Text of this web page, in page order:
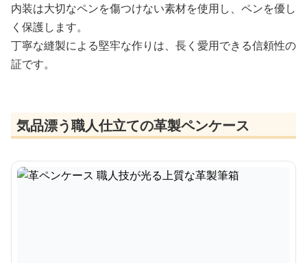
内装は大切なペンを傷つけない素材を使用し、ペンを優し
く保護します。
丁寧な縫製による堅牢な作りは、長く愛用できる信頼性の
証です。
気品漂う職人仕立ての革製ペンケース